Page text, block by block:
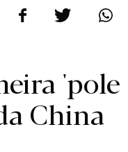
'pole
China